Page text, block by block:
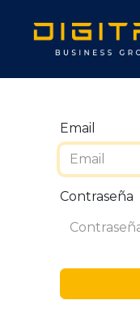
Email
Contraseña